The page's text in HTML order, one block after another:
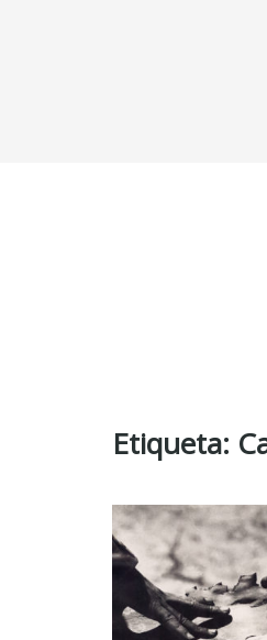
Etiqueta: